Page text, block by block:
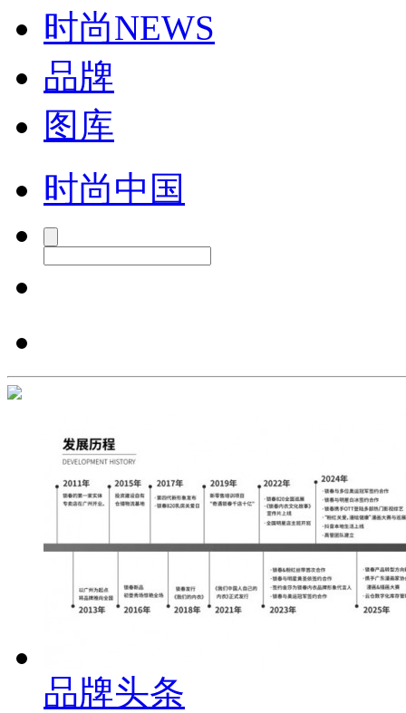
时尚NEWS
品牌
图库
时尚中国
品牌头条